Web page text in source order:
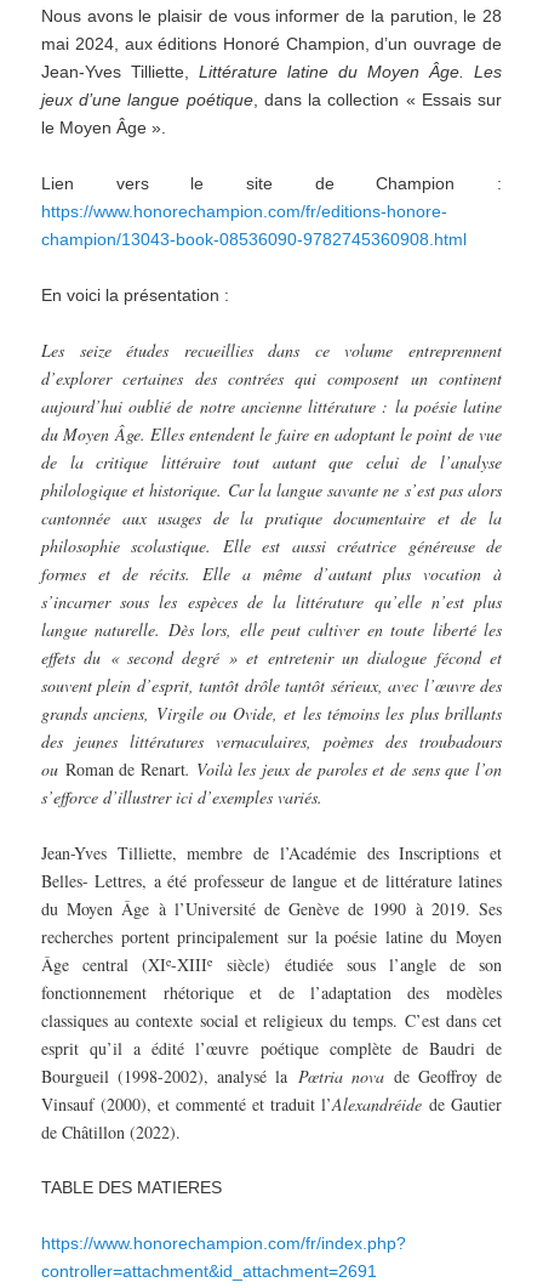
Nous avons le plaisir de vous informer de la parution, le 28
mai 2024, aux éditions Honoré Champion, d’un ouvrage de
Jean-Yves Tilliette,Littérature latine du Moyen Âge. Les
jeux d’une langue poétique, dans la collection « Essais sur
le Moyen Âge ».
Lien vers le site de Champion :
https://www.honorechampion.com/fr/editions-honore-
champion/13043-book-08536090-9782745360908.html
En voici la présentation :
Les seize études recueillies dans ce volume entreprennent
d’explorer certaines des contrées qui composent un continent
aujourd’hui oublié de notre ancienne littérature : la poésie latine
du Moyen Âge. Elles entendent le faire en adoptant le point de vue
de la critique littéraire tout autant que celui de l’analyse
philologique et historique. Car la langue savante ne s’est pas alors
cantonnée aux usages de la pratique documentaire et de la
philosophie scolastique. Elle est aussi créatrice généreuse de
formes et de récits. Elle a même d’autant plus vocation à
s’incarner sous les espèces de la littérature qu’elle n’est plus
langue naturelle. Dès lors, elle peut cultiver en toute liberté les
effets du « second degré » et entretenir un dialogue fécond et
souvent plein d’esprit, tantôt drôle tantôt sérieux, avec l’œuvre des
grands anciens, Virgile ou Ovide, et les témoins les plus brillants
des jeunes littératures vernaculaires, poèmes des troubadours
ou Roman de Renart. Voilà les jeux de paroles et de sens que l’on
s’efforce d’illustrer ici d’exemples variés.
Jean-Yves Tilliette, membre de l’Académie des Inscriptions et
Belles- Lettres, a été professeur de langue et de littérature latines
du Moyen Âge à l’Université de Genève de 1990 à 2019. Ses
recherches portent principalement sur la poésie latine du Moyen
Âge central (XIe-XIIIe
siècle) étudiée sous l’angle de son
fonctionnement rhétorique et de l’adaptation des modèles
classiques au contexte social et religieux du temps. C’est dans cet
esprit qu’il a édité l’œuvre poétique complète de Baudri de
Bourgueil (1998-2002), analysé la Pœtria novade Geoffroy de
Vinsauf (2000), et commenté et traduit l’Alexandréidede Gautier
de Châtillon (2022).
TABLE DES MATIERES
https://www.honorechampion.com/fr/index.php?
controller=attachment&id_attachment=2691